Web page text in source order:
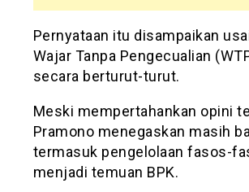
Pernyataan itu disampaikan
Wajar Tanpa Pengecualian
secara berturut-turut.
Meski mempertahankan opini
Pramono menegaskan masih
termasuk pengelolaan fasos-
menjadi temuan BPK.